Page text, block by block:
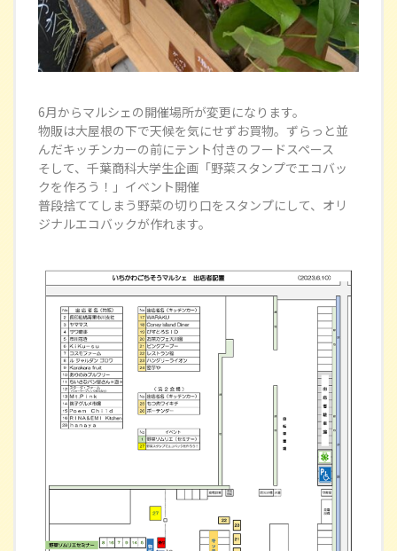
6月からマルシェの開催場所が変更になります。
物販は大屋根の下で天候を気にせずお買物。ずらっと並
んだキッチンカーの前にテント付きのフードスペース
そして、千葉商科大学生企画「野菜スタンプでエコバッ
クを作ろう！」イベント開催
普段捨ててしまう野菜の切り口をスタンプにして、オリ
ジナルエコバックが作れます。